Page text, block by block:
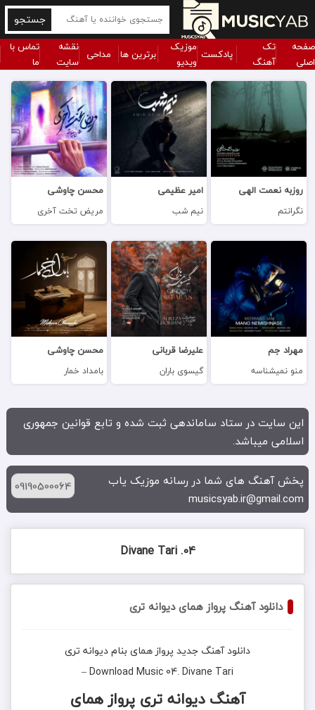
جستجو
صفحه
اصلی
تک
آهنگ
پادکست موزیک
ویدیو
برترین ها مداحی نقشه
سایت
تماس با
ما
روزبه نعمت الهی
نگرانتم
امیر عظیمی
نیم شب
محسن چاوشی
مریض تخت آخری
مهراد جم
منو نمیشناسه
علیرضا قربانی
گیسوی باران
محسن چاوشی
بامداد خمار
این سایت در ستاد ساماندهی ثبت شده و تابع قوانین جمهوری
اسلامی میباشد.
پخش آهنگ های شما در رسانه موزیک یاب
musicsyab.ir@gmail.com
09190500064
04. Divane Tari
دانلود آهنگ پرواز همای دیوانه تری
دانلود آهنگ جدید پرواز همای بنامدیوانه تری
Download Music04. Divane Tari
–
آهنگ دیوانه تری پرواز همای